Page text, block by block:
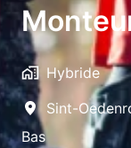
Hybride
Sint-
Bas